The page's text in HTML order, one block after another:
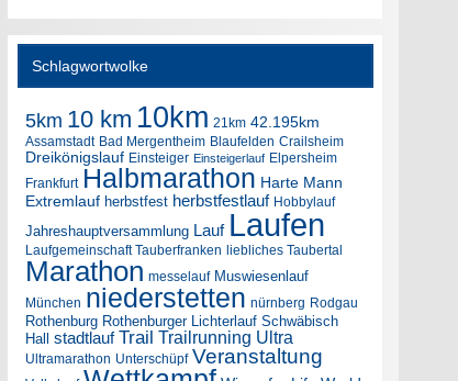
Schlagwortwolke
5km 10 km 10km 21km 42.195km
Assamstadt Bad Mergentheim Blaufelden Crailsheim
Dreikönigslauf Einsteiger Einsteigerlauf Elpersheim
Frankfurt Halbmarathon Harte Mann
Extremlauf herbstfest herbstfestlauf Hobbylauf
Jahreshauptversammlung Lauf Laufen
Laufgemeinschaft Tauberfranken liebliches Taubertal
Marathon messelauf Muswiesenlauf
München niederstetten nürnberg Rodgau
Rothenburg Rothenburger Lichterlauf Schwäbisch
Hall stadtlauf Trail Trailrunning Ultra
Ultramarathon Unterschüpf Veranstaltung